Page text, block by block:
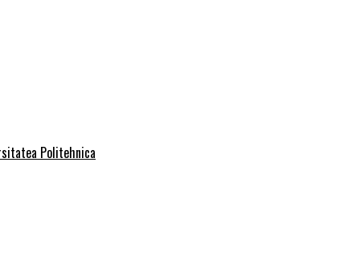
Politehnica